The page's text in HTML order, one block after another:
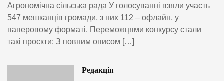
Агрономічна сільська рада У голосуванні взяли участь
547 мешканців громади, з них 112 – офлайн, у
паперовому форматі. Переможцями конкурсу стали
такі проєкти: З повним описом […]
Редакція